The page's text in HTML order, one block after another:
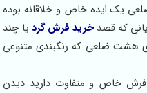
یک ایده خاص و خلاقانه بوده
که قصدخرید فرش گرد یا چند
هشت ضلعی که رنگبندی متنوعی
فرش خاص و متفاوت دارید دیدن